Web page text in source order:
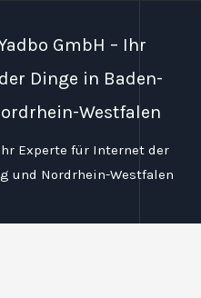
GmbH – Ihr
Dinge in Baden-
Westfalen
Experte für Internet der
und Nordrhein-Westfalen